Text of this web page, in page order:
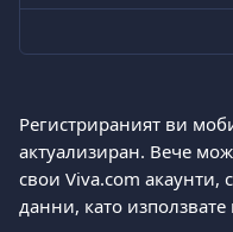
Регистрираният ви
актуализиран. Вече
свои Viva.com
данни, като